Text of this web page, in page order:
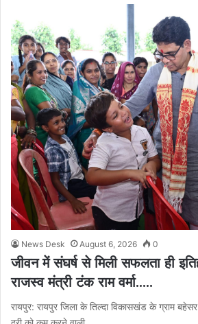
News Desk August 6, 2026 0
जीवन में संघर्ष से मिली सफलता ही
राजस्व मंत्री टंक राम वर्मा…..
रायपुर: रायपुर जिला के तिल्दा विकासखंड के ग्राम